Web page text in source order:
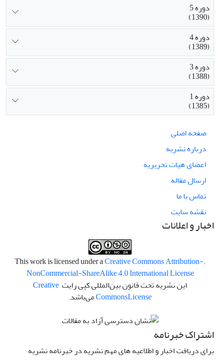
دوره 5
(1390)
دوره 4
(1389)
دوره 3
(1388)
دوره 1
(1385)
صفحه اصلی
درباره نشریه
اعضای هیات تحریریه
ارسال مقاله
تماس با ما
نقشه سایت
اخبار و اعلانات
.This work is licensed under a
Creative Commons Attribution-
NonCommercial-ShareAlike 4.0 International License
این نشریه تحت قانون بین‌المللی کپی رایت Creative
CommonsLicense می‌باشد.
اشتراک خبرنامه
برای دریافت اخبار و اطلاعیه های مهم نشریه در خبرنامه نشریه